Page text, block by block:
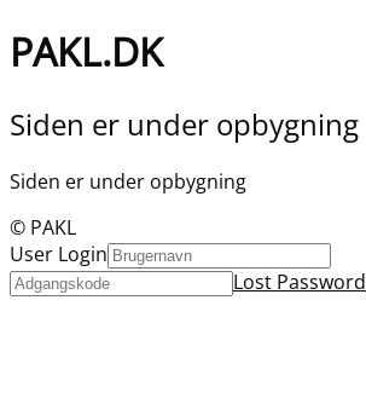
PAKL.DK
Siden er under opbygning
Siden er under opbygning
© PAKL
User Login
Lost Password